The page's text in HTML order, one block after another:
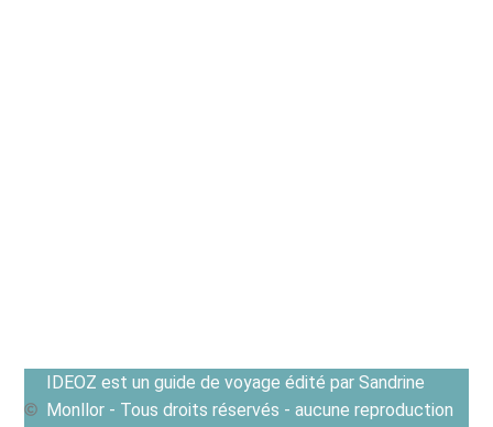
IDEOZ est un guide de voyage édité par Sandrine
Monllor - Tous droits réservés - aucune reproduction